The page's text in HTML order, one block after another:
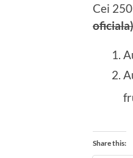
Cei
oficiala)
Share this: